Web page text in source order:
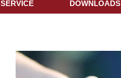
SERVICE DOWNLOADS